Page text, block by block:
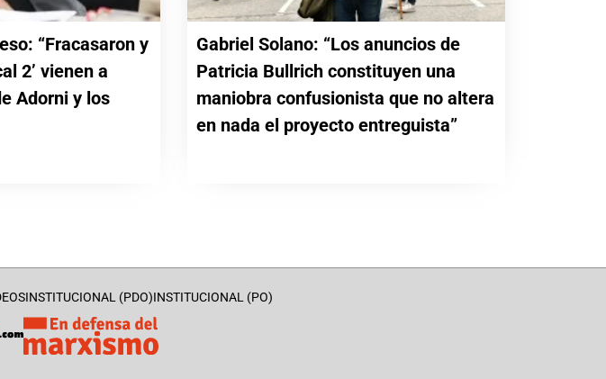
“Fracasaron y
2’ vienen a
Adorni y los
Gabriel Solano: “Los anuncios de
Patricia Bullrich constituyen una
maniobra confusionista que no altera
en nada el proyecto entreguista”
INSTITUCIONAL (PDO)INSTITUCIONAL (PO)